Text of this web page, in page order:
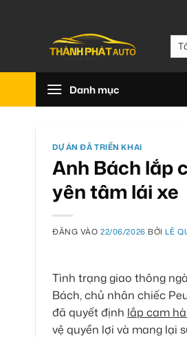
Danh mục
DỰ ÁN ĐÃ TRIỂN KHAI
Anh Bách lắp
yên tâm lái xe
ĐĂNG VÀO22/06/2026 BỞI LÊ
Tình trạng giao thông
Bách, chủ nhân chiếc
đã quyết định lắp cam
vệ quyền lợi và mang lại